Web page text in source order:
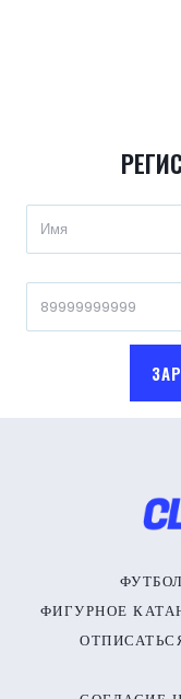
ФУТБОЛ
ФИГУРНОЕ